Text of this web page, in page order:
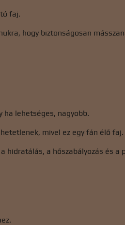
faj.
hogy biztonságosan
ha lehetséges, nagyobb.
mivel ez egy fán élő faj.
hidratálás, a hőszabályozás és a